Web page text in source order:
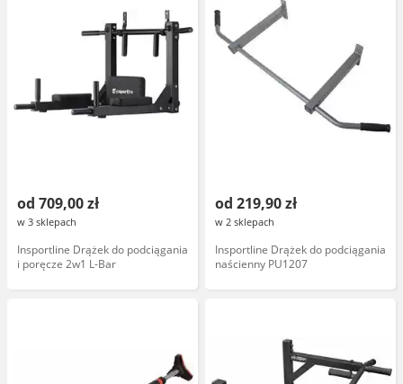
od 709,00 zł
w 3 sklepach
Insportline Drążek do podciągania
i poręcze 2w1 L-Bar
od 219,90 zł
w 2 sklepach
Insportline Drążek do podciągania
naścienny PU1207